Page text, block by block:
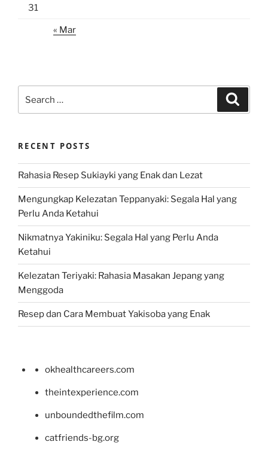
31
« Mar
for:
RECENT POSTS
Rahasia Resep Sukiayki yang Enak dan Lezat
Mengungkap Kelezatan Teppanyaki: Segala Hal yang
Perlu Anda Ketahui
Nikmatnya Yakiniku: Segala Hal yang Perlu Anda
Ketahui
Kelezatan Teriyaki: Rahasia Masakan Jepang yang
Menggoda
Resep dan Cara Membuat Yakisoba yang Enak
okhealthcareers.com
theintexperience.com
unboundedthefilm.com
catfriends-bg.org